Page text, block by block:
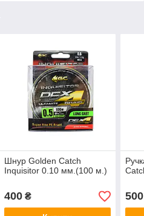
Шнур Golden Catch
Inquisitor 0.10 мм.(100 м.)
400₴ 500